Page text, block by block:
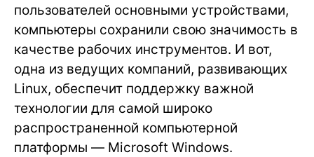
пользователей основными устройствами,
компьютеры сохранили свою значимость в
качестве рабочих инструментов. И вот,
одна из ведущих компаний, развивающих
Linux, обеспечит поддержку важной
технологии для самой широко
распространенной компьютерной
платформы — Microsoft Windows.